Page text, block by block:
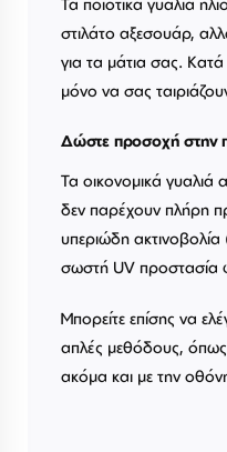
στιλάτο αξεσουάρ,
για τα μάτια σας. Κατά
μόνο να σας
Δώστε προσοχή στην
Τα οικονομικά γυαλιά
δεν παρέχουν πλήρη
υπεριώδη
σωστή UV προστασία
Μπορείτε επίσης να
απλές μεθόδους,
ακόμα και με την